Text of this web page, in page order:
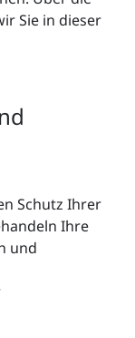
Sie in dieser
Schutz Ihrer
Ihre
und